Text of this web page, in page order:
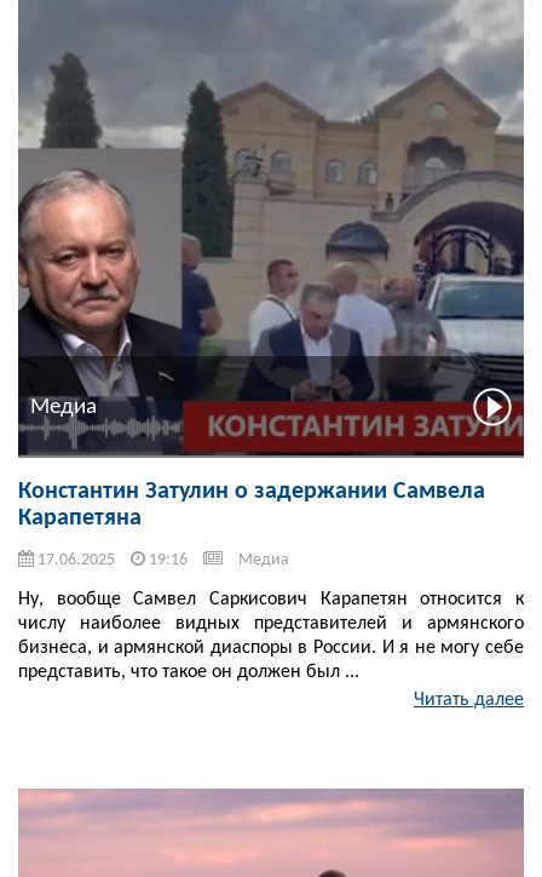
Медиа
Константин Затулин о задержании Самвела
Карапетяна
17.06.2025 19:16 Медиа
Ну, вообще Самвел Саркисович Карапетян относится к
числу наиболее видных представителей и армянского
бизнеса, и армянской диаспоры в России. И я не могу себе
представить, что такое он должен был ...
Читать далее